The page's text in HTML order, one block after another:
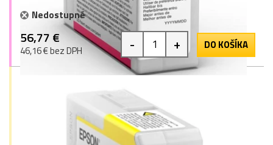
Nedostupné
56,77 €
46,16 € bez DPH - + DO KOŠÍKA